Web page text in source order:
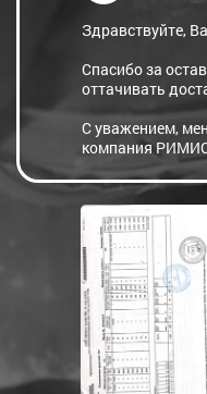
Здравствуйте,
Спасибо за
оттачивать
С уважением,
компания